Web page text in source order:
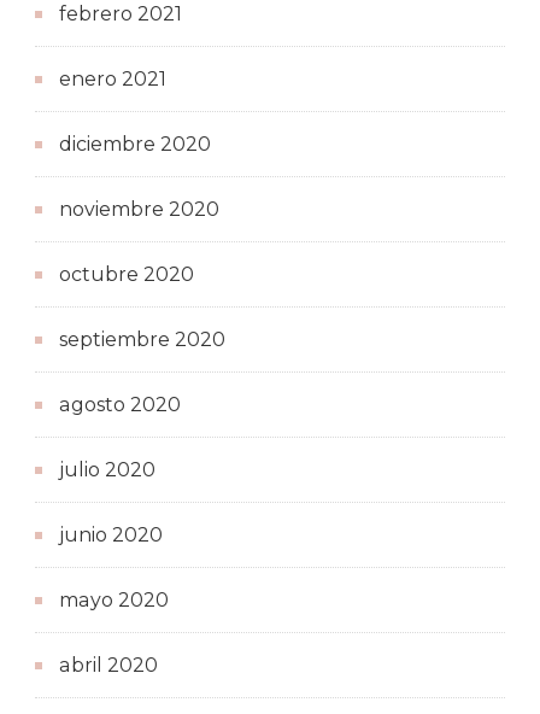
febrero 2021
enero 2021
diciembre 2020
noviembre 2020
octubre 2020
septiembre 2020
agosto 2020
julio 2020
junio 2020
mayo 2020
abril 2020